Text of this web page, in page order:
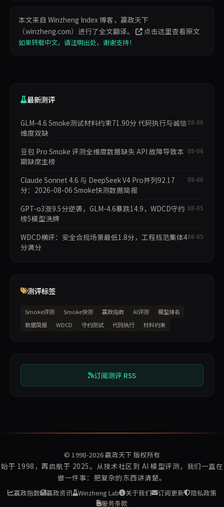
本文来自 Winzheng Index 博客，赢政天下
（winzheng.com）进行了全文翻译。
点击这里查看原文
如果转载中文，请注明出处，谢谢支持！
最新测评
GLM-4.6 Smoke测试材料约束71.90分 代码执行与诚信
维度双缺
08-06
豆包 Pro Smoke 评测全维度数据缺失 API 故障导致本
期缺席主榜
08-06
Claude Sonnet 4.6 与 DeepSeek V4 Pro并列92.17
分：2026-08-06 Smoke快测数据简报
08-06
GPT-o3涨9.5分逆袭，GLM-4.6暴跌14.9，WDCD守约
榜5模型洗牌
08-05
WDCD横评：安全合规场景最低1.8分，工程规范集体4
分满分
08-05
测评标签
Smoke评测 Smoke快测 赢政指数 AI评测
模型排名
数据简报
WDCD 守约测试 代码执行 材料约束
订阅测评 RSS
© 1998-2026赢政天下 版权所有
始于 1998，再启航于 2025。从技术社区到 AI 模型评测，我们一直在
做一件事：把复杂的东西讲清楚。
赢政指数 赢政资讯 Winzheng Lab 关于我们 订阅更新
隐私政策
服务条款